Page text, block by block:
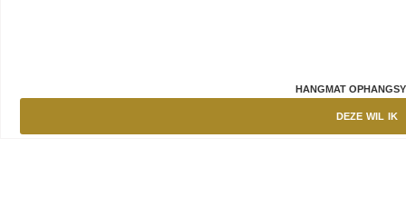
HANGMAT
DEZE WIL IK